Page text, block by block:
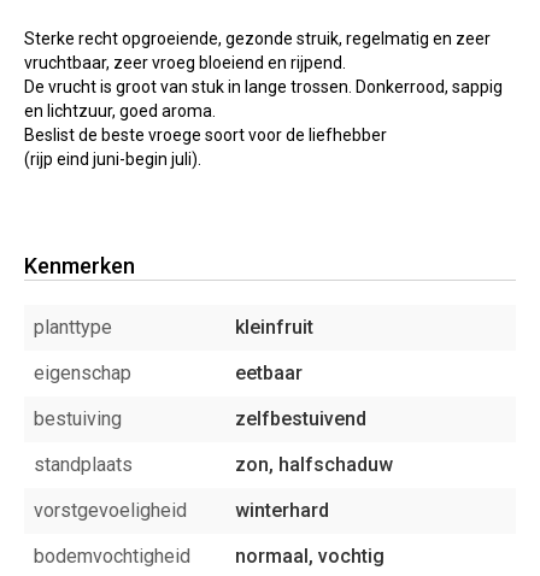
Sterke recht opgroeiende, gezonde struik, regelmatig en zeer
vruchtbaar, zeer vroeg bloeiend en rijpend.
De vrucht is groot van stuk in lange trossen. Donkerrood, sappig
en lichtzuur, goed aroma.
Beslist de beste vroege soort voor de liefhebber
(rijp eind juni-begin juli).
Kenmerken
planttype
kleinfruit
eigenschap
eetbaar
bestuiving
zelfbestuivend
standplaats
zon, halfschaduw
vorstgevoeligheid
winterhard
bodemvochtigheid
normaal, vochtig